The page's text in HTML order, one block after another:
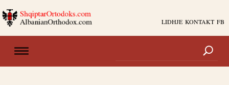
LIDHJE KONTAKT FB